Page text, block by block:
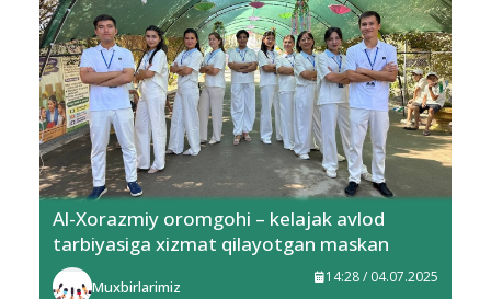
Al-Xorazmiy oromgohi – kelajak avlod
tarbiyasiga xizmat qilayotgan maskan
Muxbirlarimiz
14:28 / 04.07.2025